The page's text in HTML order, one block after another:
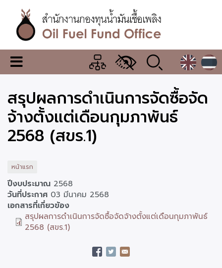
เนื้อหา
หลักสำนักงาน
กองทุน
น้ำมัน
เชื้อ
เพลิง
เมนู
เปลี่ยน
แสดง
ผล
สรุปผลการดำเนินการจัดซื้อจัด
จ้างตั้งแต่เดือนกุมภาพันธ์
2568 (สขร.1)
หน้าแรก
ปีงบประมาณ 2568
วันที่ประกาศ 03 มีนาคม 2568
เอกสารที่เกี่ยวข้อง
สรุปผลการดำเนินการจัดซื้อจัดจ้างตั้งแต่เดือนกุมภาพันธ์
2568 (สขร.1)